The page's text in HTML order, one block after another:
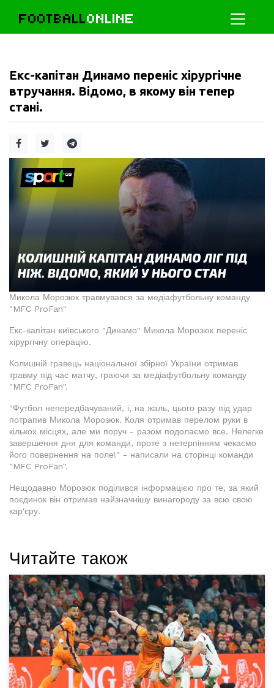
FOOTBALLONLINE
Екс-капітан Динамо переніс хірургічне
втручання. Відомо, в якому він тепер
стані.
Микола Морозюк травмувався за медіафутбольну команду
"MFC ProFan"
Екс-капітан київського "Динамо" Микола Морозюк переніс
хірургічну операцію.
Колишній гравець національної збірної України отримав
травму під час матчу, граючи за медіафутбольну команду
"MFC ProFan".
"Футбол непередбачуваний, і, на жаль, цього разу під удар
потрапив Микола Морозюк. Коля отримав перелом руки в
кількох місцях, але ми поруч - разом подолаємо все. Нелегке
завершення дня для команди, проте з нетерпінням чекаємо
його повернення на поле!" - написали на сторінці команди
"MFC ProFan".
Нещодавно Морозюк поділився інформацією про те, за який
поєдинок він отримав найзначнішу винагороду за всю свою
кар'єру.
Читайте також